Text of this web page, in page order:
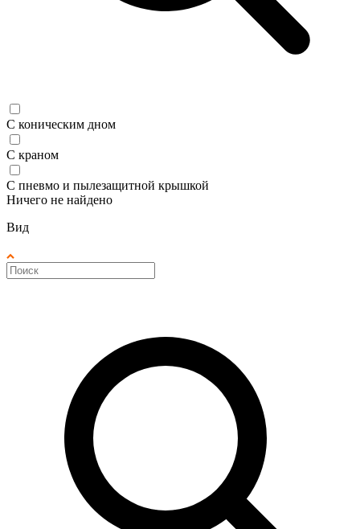
С коническим дном
С краном
С пневмо и пылезащитной крышкой
Ничего не найдено
Вид